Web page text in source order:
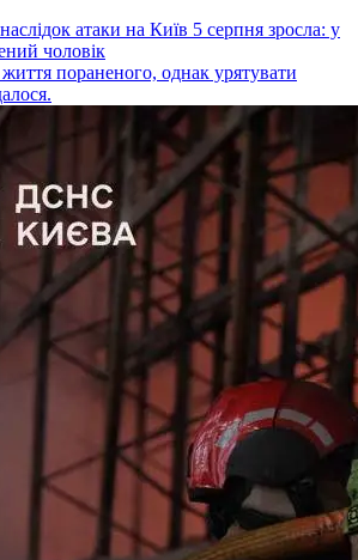
атаки на Київ 5 серпня зросла: у
чоловік
пораненого, однак урятувати